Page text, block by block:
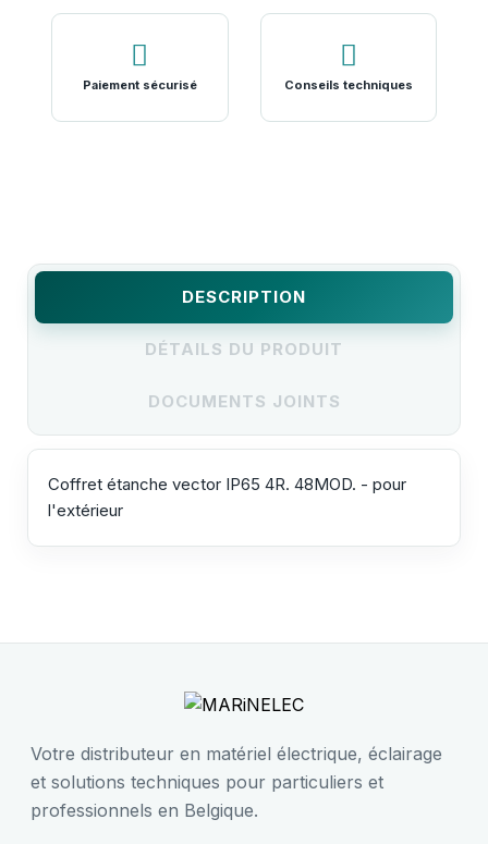
Paiement sécurisé Conseils techniques
DESCRIPTION
DÉTAILS DU PRODUIT
DOCUMENTS JOINTS
Coffret étanche vector IP65 4R. 48MOD. - pour
l'extérieur
Votre distributeur en matériel électrique, éclairage
et solutions techniques pour particuliers et
professionnels en Belgique.